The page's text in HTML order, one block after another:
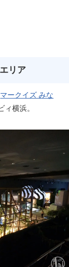
リア
マークイズ みな
ィ横浜。